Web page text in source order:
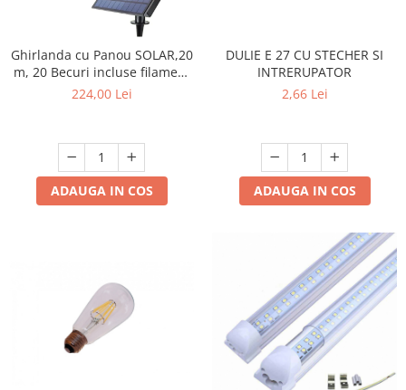
Ghirlanda cu Panou SOLAR,20
m, 20 Becuri incluse filament
LED S14, lumina calda ,
224,00 Lei
ADAUGA IN COS
DULIE E 27 CU STECHER SI
INTRERUPATOR
2,66 Lei
ADAUGA IN COS